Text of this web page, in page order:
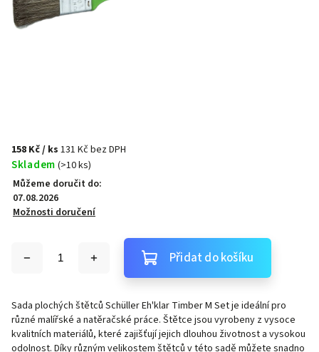
158 Kč/ ks 131 Kč bez DPH
Skladem (>10 ks)
Můžeme doručit do:
07.08.2026
Možnosti doručení
Přidat do košíku
Sada plochých štětců Schüller Eh'klar Timber M Set je ideální pro
různé malířské a natěračské práce. Štětce jsou vyrobeny z vysoce
kvalitních materiálů, které zajišťují jejich dlouhou životnost a vysokou
odolnost. Díky různým velikostem štětců v této sadě můžete snadno